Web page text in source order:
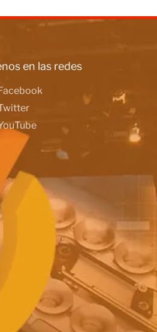
en las redes